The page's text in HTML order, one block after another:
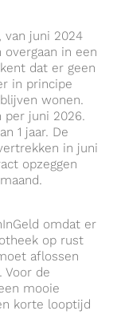
juni 2024
in een
dat er geen
in principe
wonen.
per juni 2026.
1 jaar. De
in juni
opzeggen
omdat er
op rust
aflossen
Voor de
mooie
korte looptijd